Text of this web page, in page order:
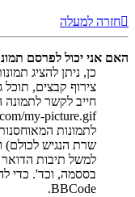
חזרה למעלה
האם אני יכול לפרסם
כן, ניתן להציג
צירוף קבצים,
חייב לקשר
לתמונות
שרת הנגיש לכולם)
BBCode.